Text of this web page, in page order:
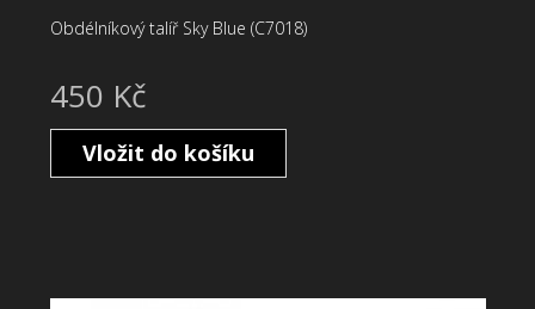
Obdélníkový talíř Sky Blue (C7018)
450 Kč
Vložit do košíku